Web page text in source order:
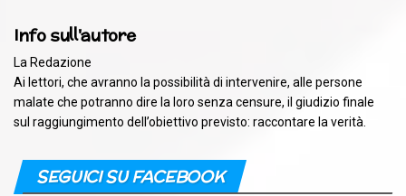
Info sull'autore
La Redazione
Ai lettori, che avranno la possibilità di intervenire, alle persone
malate che potranno dire la loro senza censure, il giudizio finale
sul raggiungimento dell’obiettivo previsto: raccontare la verità.
SEGUICI SU FACEBOOK